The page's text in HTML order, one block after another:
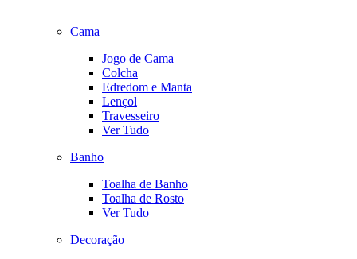
Cama
Jogo de Cama
Colcha
Edredom e Manta
Lençol
Travesseiro
Ver Tudo
Banho
Toalha de Banho
Toalha de Rosto
Ver Tudo
Decoração